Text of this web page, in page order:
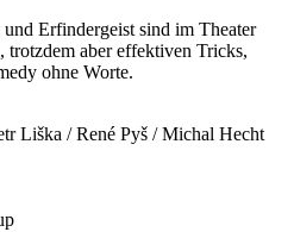
Erfindergeist sind im Theater
trotzdem aber effektiven Tricks,
ohne Worte.
Liška / René Pyš / Michal Hecht